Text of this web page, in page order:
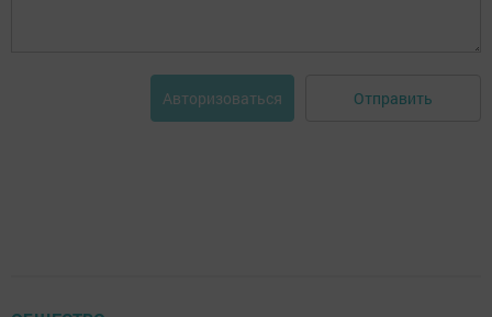
Авторизоваться Отправить